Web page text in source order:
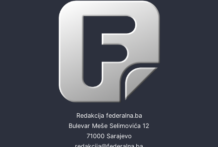
Redakcija federalna.ba
Bulevar Meše Selimovića 12
71000 Sarajevo